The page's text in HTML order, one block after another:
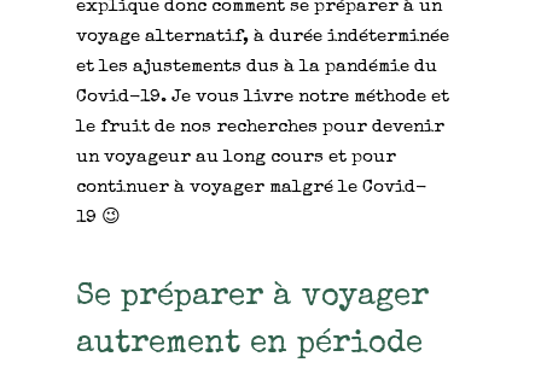
explique donc comment se préparer à un
voyage alternatif, à durée indéterminée
et les ajustements dus à la pandémie du
Covid-19. Je vous livre notre méthode et
le fruit de nos recherches pour devenir
un voyageur au long cours et pour
continuer à voyager malgré le Covid-
19 😉
Se préparer à voyager
autrement en période